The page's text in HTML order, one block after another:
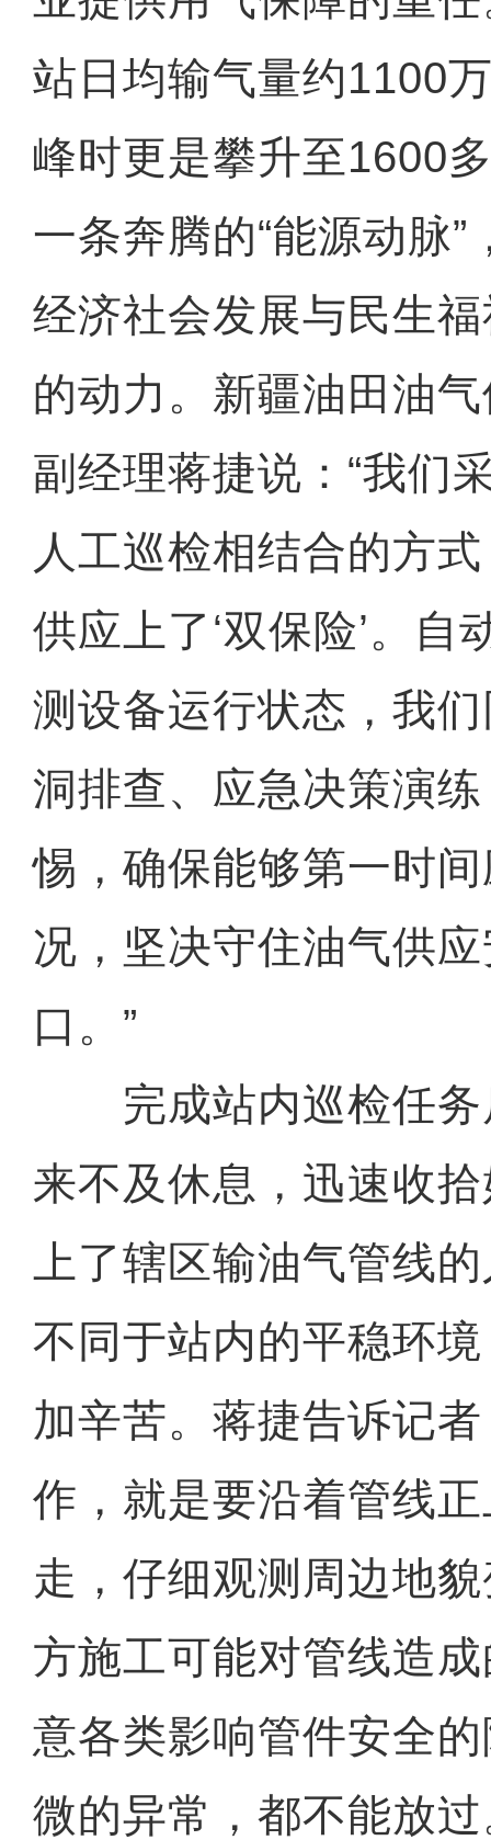
站日均输气量约1100
峰时更是攀升至1600
一条奔腾的“能源动脉
经济社会发展与民生
的动力。新疆油田油
副经理蒋捷说：“我们
人工巡检相结合的方
供应上了‘双保险’。自
测设备运行状态，我
洞排查、应急决策演
惕，确保能够第一时
况，坚决守住油气供
口。”
完成站内巡检任务
来不及休息，迅速收
上了辖区输油气管线
不同于站内的平稳环
加辛苦。蒋捷告诉记
作，就是要沿着管线
走，仔细观测周边地
方施工可能对管线造
意各类影响管件安全
微的异常，都不能放